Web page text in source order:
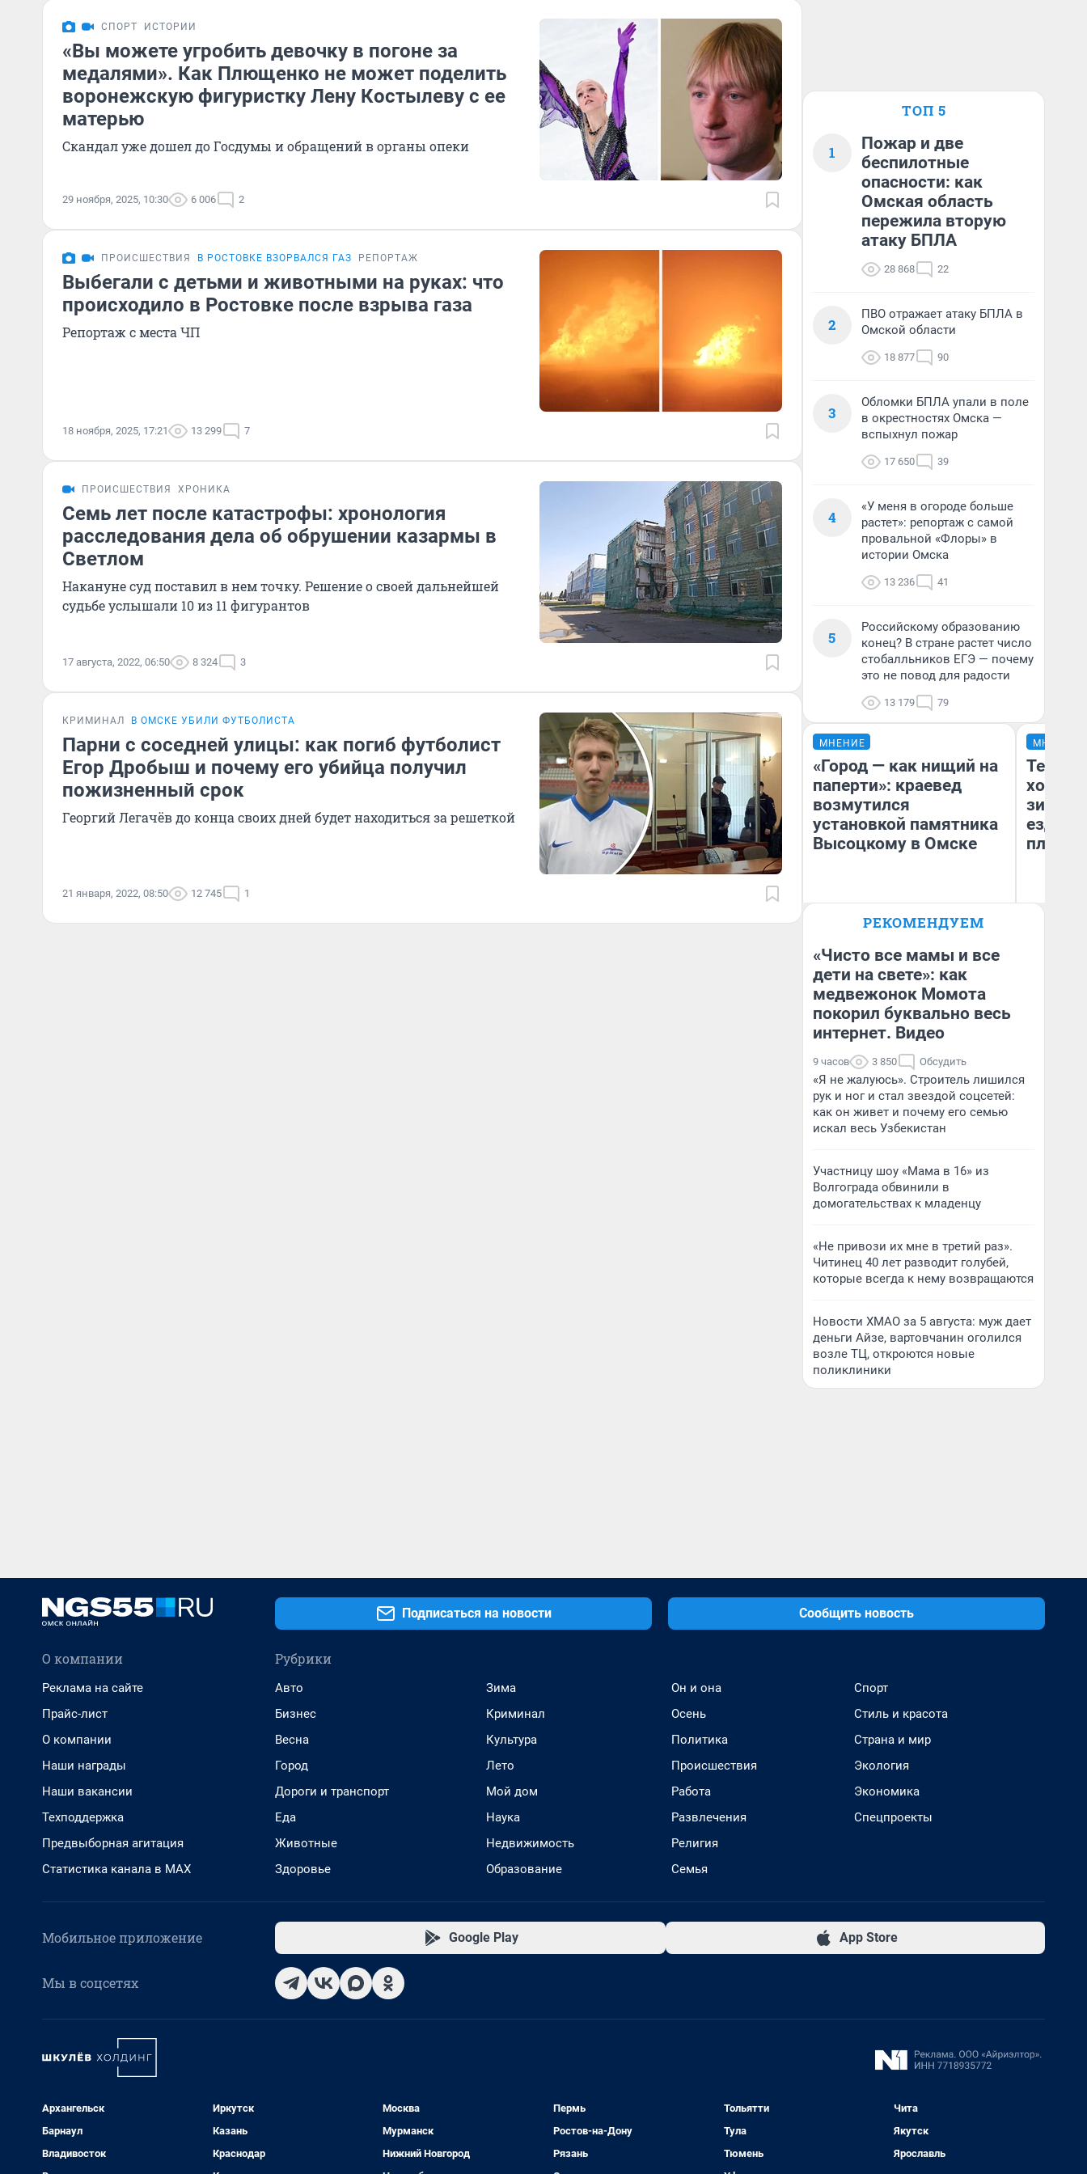
СПОРТ ИСТОРИИ
«Вы можете угробить девочку в погоне за
медалями». Как Плющенко не может поделить
воронежскую фигуристку Лену Костылеву с ее
матерью
Скандал уже дошел до Госдумы и обращений в органы опеки
29 ноября, 2025, 10:30 6 006 2
ПРОИСШЕСТВИЯ В РОСТОВКЕ ВЗОРВАЛСЯ ГАЗ РЕПОРТАЖ
Выбегали с детьми и животными на руках: что
происходило в Ростовке после взрыва газа
Репортаж с места ЧП
18 ноября, 2025, 17:21 13 299 7
ПРОИСШЕСТВИЯ ХРОНИКА
Семь лет после катастрофы: хронология
расследования дела об обрушении казармы в
Светлом
Накануне суд поставил в нем точку. Решение о своей дальнейшей
судьбе услышали 10 из 11 фигурантов
17 августа, 2022, 06:50 8 324 3
КРИМИНАЛ В ОМСКЕ УБИЛИ ФУТБОЛИСТА
Парни с соседней улицы: как погиб футболист
Егор Дробыш и почему его убийца получил
пожизненный срок
Георгий Легачёв до конца своих дней будет находиться за решеткой
21 января, 2022, 08:50 12 745 1
ТОП 5
1
Пожар и две
беспилотные
опасности: как
Омская область
пережила вторую
атаку БПЛА
28 868 22
2
ПВО отражает атаку БПЛА в
Омской области
18 877 90
3
Обломки БПЛА упали в поле
в окрестностях Омска —
вспыхнул пожар
17 650 39
4
«У меня в огороде больше
растет»: репортаж с самой
провальной «Флоры» в
истории Омска
13 236 41
5
Российскому образованию
конец? В стране растет число
стобалльников ЕГЭ — почему
это не повод для радости
13 179 79
МНЕНИЕ
«Город — как нищий на
паперти»: краевед
возмутился
установкой памятника
Высоцкому в Омске
Игорь Коновалов
МНЕНИЕ
Тепло
зимой.
ездит
плюсы
РЕКОМЕНДУЕМ
«Чисто все мамы и все
дети на свете»: как
медвежонок Момота
покорил буквально весь
интернет. Видео
9 часов 3 850 Обсудить
«Я не жалуюсь». Строитель лишился
рук и ног и стал звездой соцсетей:
как он живет и почему его семью
искал весь Узбекистан
Участницу шоу «Мама в 16» из
Волгограда обвинили в
домогательствах к младенцу
«Не привози их мне в третий раз».
Читинец 40 лет разводит голубей,
которые всегда к нему возвращаются
Новости ХМАО за 5 августа: муж дает
деньги Айзе, вартовчанин оголился
возле ТЦ, откроются новые
поликлиники
Подписаться на новости Сообщить новость
О компании
Реклама на сайте
Прайс-лист
О компании
Наши награды
Наши вакансии
Техподдержка
Предвыборная агитация
Статистика канала в MAX
Рубрики
Авто
Бизнес
Весна
Город
Дороги и транспорт
Еда
Животные
Здоровье
Зима
Криминал
Культура
Лето
Мой дом
Наука
Недвижимость
Образование
Он и она
Осень
Политика
Происшествия
Работа
Развлечения
Религия
Семья
Спорт
Стиль и красота
Страна и мир
Экология
Экономика
Спецпроекты
Мобильное приложение Google Play App Store
Мы в соцсетях
Архангельск
Барнаул
Владивосток
Иркутск
Казань
Краснодар
Москва
Мурманск
Нижний Новгород
Пермь
Ростов-на-Дону
Рязань
Тольятти
Тула
Тюмень
Чита
Якутск
Ярославль